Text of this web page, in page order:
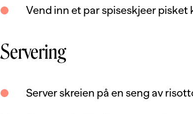
Vend inn et par spiseskjeer
Servering
Server skreien på en seng av